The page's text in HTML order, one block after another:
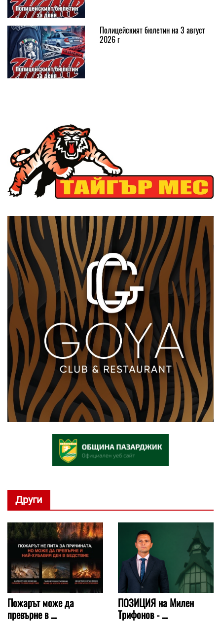
Полицейският бюлетин на 3 август
2026 г
Други
Пожарът може да
превърне в ...
ПОЗИЦИЯ на Милен
Трифонов - ...